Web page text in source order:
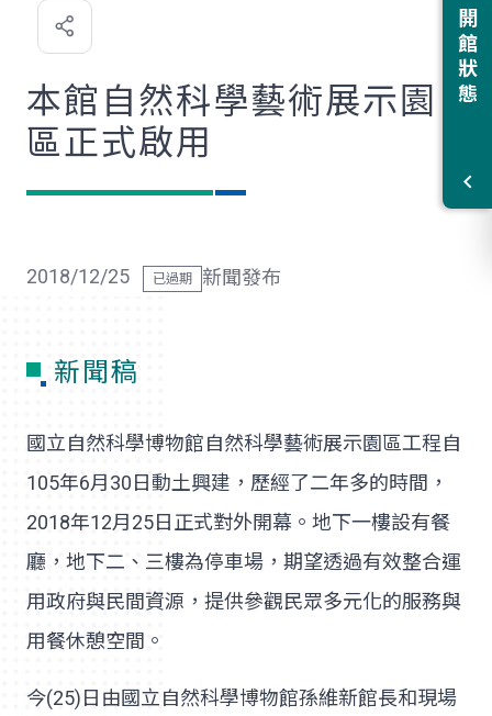
開館狀態
喜
歡
本館自然科學藝術展示園
區正式啟用
2018/12/25 新聞發布
新聞稿
國立自然科學博物館自然科學藝術展示園區工程自
105年6月30日動土興建，歷經了二年多的時間，
2018年12月25日正式對外開幕。地下一樓設有餐
廳，地下二、三樓為停車場，期望透過有效整合運
用政府與民間資源，提供參觀民眾多元化的服務與
用餐休憩空間。
今(25)日由國立自然科學博物館孫維新館長和現場